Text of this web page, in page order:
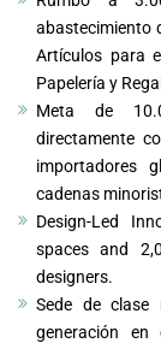
abastecimiento
Artículos para
Papelería y
Meta de
directamente
importadores
cadenas
Design-Led
spaces and
designers.
Sede de clase
generación en